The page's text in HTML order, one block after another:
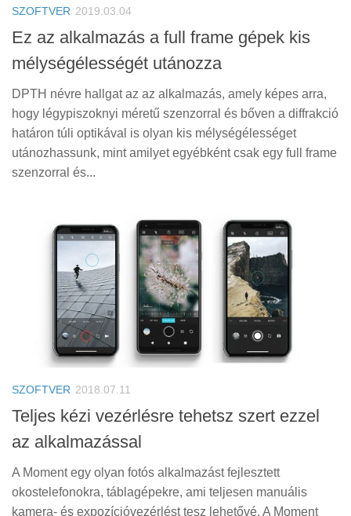
SZOFTVER 2019.03.04
Ez az alkalmazás a full frame gépek kis
mélységélességét utánozza
DPTH névre hallgat az az alkalmazás, amely képes arra,
hogy légypiszoknyi méretű szenzorral és bőven a diffrakció
határon túli optikával is olyan kis mélységélességet
utánozhassunk, mint amilyet egyébként csak egy full frame
szenzorral és...
SZOFTVER 2018.07.11
Teljes kézi vezérlésre tehetsz szert ezzel
az alkalmazással
A Moment egy olyan fotós alkalmazást fejlesztett
okostelefonokra, táblagépekre, ami teljesen manuális
kamera- és expozícióvezérlést tesz lehetővé. A Moment